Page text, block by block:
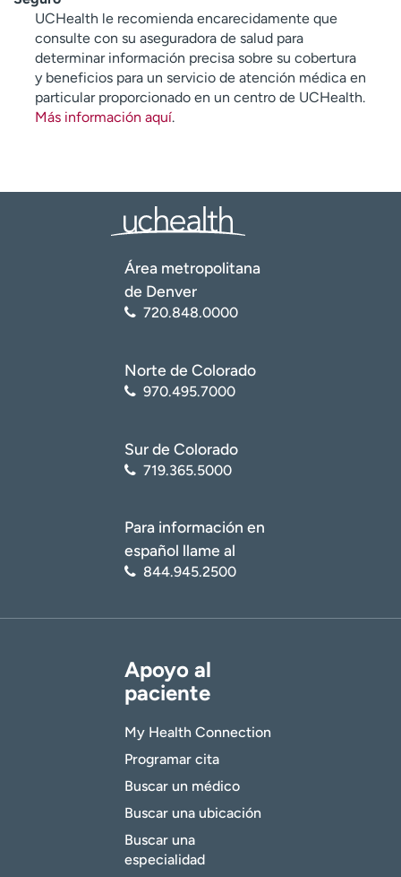
UCHealth le recomienda encarecidamente que
consulte con su aseguradora de salud para
determinar información precisa sobre su cobertura
y beneficios para un servicio de atención médica en
particular proporcionado en un centro de UCHealth.
Más información aquí.
Área metropolitana
de Denver
720.848.0000
Norte de Colorado
970.495.7000
Sur de Colorado
719.365.5000
Para información en
español llame al
844.945.2500
Apoyo al
paciente
My Health Connection
Programar cita
Buscar un médico
Buscar una ubicación
Buscar una
especialidad